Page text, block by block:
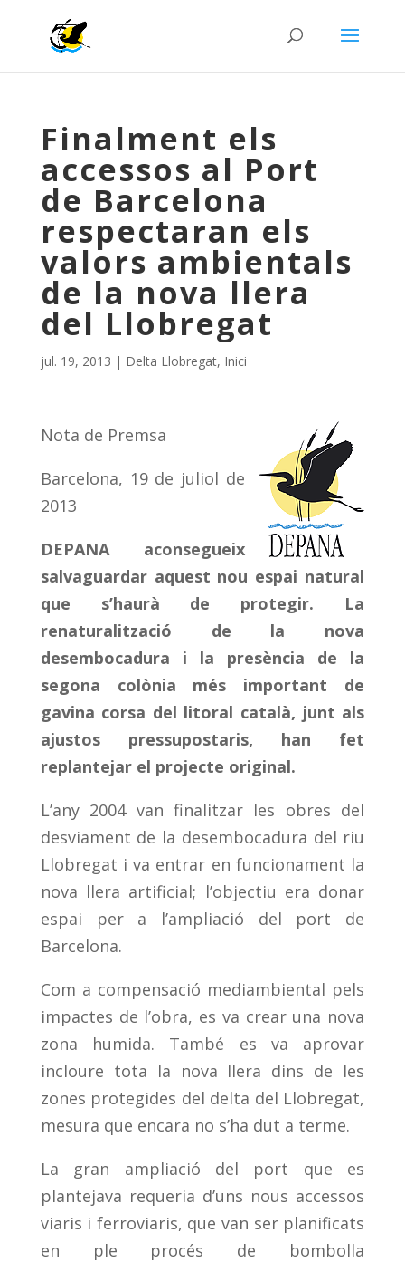
Finalment els
accessos al Port
de Barcelona
respectaran els
valors ambientals
de la nova llera
del Llobregat
jul. 19, 2013 | Delta Llobregat, Inici
Nota de Premsa
Barcelona, 19 de juliol de
2013
DEPANA aconsegueix
salvaguardar aquest nou espai natural
que s’haurà de protegir. La
renaturalització de la nova
desembocadura i la presència de la
segona colònia més important de
gavina corsa del litoral català, junt als
ajustos pressupostaris, han fet
replantejar el projecte original.
L’any 2004 van finalitzar les obres del
desviament de la desembocadura del riu
Llobregat i va entrar en funcionament la
nova llera artificial; l’objectiu era donar
espai per a l’ampliació del port de
Barcelona.
Com a compensació mediambiental pels
impactes de l’obra, es va crear una nova
zona humida. També es va aprovar
incloure tota la nova llera dins de les
zones protegides del delta del Llobregat,
mesura que encara no s’ha dut a terme.
La gran ampliació del port que es
plantejava requeria d’uns nous accessos
viaris i ferroviaris, que van ser planificats
en ple procés de bombolla